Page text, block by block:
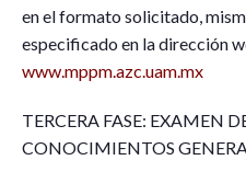
en el formato solicitado,
especificado en la dirección
www.mppm.azc.uam.mx
TERCERA FASE: EXAMEN
CONOCIMIENTOS